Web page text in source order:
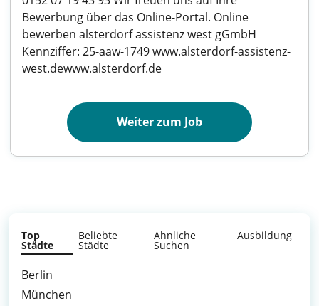
Bewerbung über das Online-Portal. Online
bewerben alsterdorf assistenz west gGmbH
Kennziffer: 25-aaw-1749 www.alsterdorf-assistenz-
west.dewww.alsterdorf.de
Weiter zum Job
Top
Städte
Beliebte
Städte
Ähnliche
Suchen
Ausbildung
Berlin
München